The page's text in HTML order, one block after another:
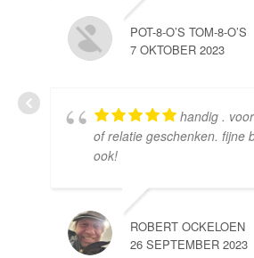
POT-8-O’S TOM-8-O’S
7 OKTOBER 2023
handig .
of relatie geschenken. fijne
ook!
ROBERT OCKELOEN
26 SEPTEMBER 2023